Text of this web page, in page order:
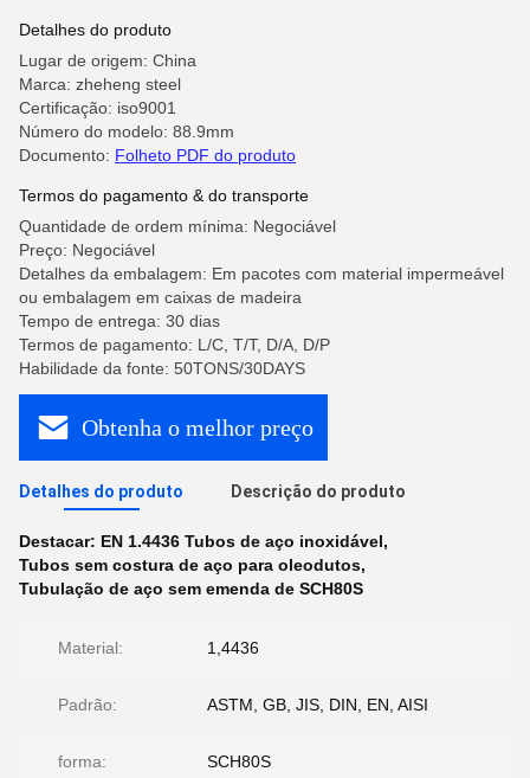
Detalhes do produto
Lugar de origem: China
Marca: zheheng steel
Certificação: iso9001
Número do modelo: 88.9mm
Documento: Folheto PDF do produto
Termos do pagamento & do transporte
Quantidade de ordem mínima: Negociável
Preço: Negociável
Detalhes da embalagem: Em pacotes com material impermeável
ou embalagem em caixas de madeira
Tempo de entrega: 30 dias
Termos de pagamento: L/C, T/T, D/A, D/P
Habilidade da fonte: 50TONS/30DAYS
Obtenha o melhor preço
Detalhes do produto Descrição do produto
Destacar: EN 1.4436 Tubos de aço inoxidável,
Tubos sem costura de aço para oleodutos,
Tubulação de aço sem emenda de SCH80S
Material: 1,4436
Padrão: ASTM, GB, JIS, DIN, EN, AISI
forma: SCH80S